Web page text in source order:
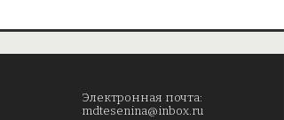
Электронная почта:
mdtesenina@inbox.ru